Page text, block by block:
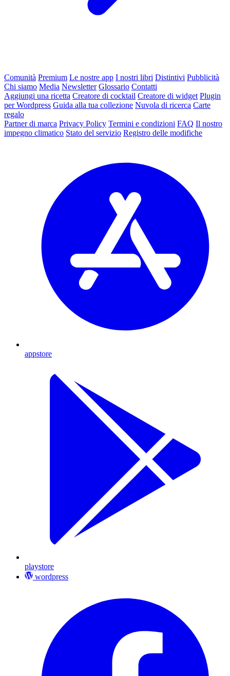
Comunità Premium Le nostre app I nostri libri Distintivi Pubblicità
Chi siamo Media Newsletter Glossario Contatti
Aggiungi una ricetta Creatore di cocktail Creatore di widget Plugin
per Wordpress Guida alla tua collezione Nuvola di ricerca Carte
regalo
Partner di marca Privacy Policy Termini e condizioni FAQ Il nostro
impegno climatico Stato del servizio Registro delle modifiche
appstore
playstore
wordpress